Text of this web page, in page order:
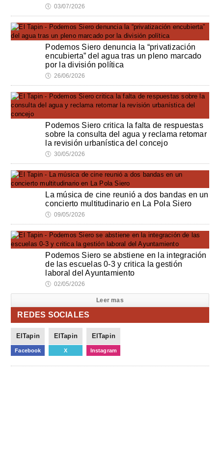
🕔 03/07/2026
Podemos Siero denuncia la “privatización
encubierta” del agua tras un pleno marcado
por la división política
🕔 26/06/2026
Podemos Siero critica la falta de respuestas
sobre la consulta del agua y reclama retomar
la revisión urbanística del concejo
🕔 30/05/2026
La música de cine reunió a dos bandas en un
concierto multitudinario en La Pola Siero
🕔 09/05/2026
Podemos Siero se abstiene en la integración
de las escuelas 0-3 y critica la gestión
laboral del Ayuntamiento
🕔 02/05/2026
Leer mas
REDES SOCIALES
ElTapin
Facebook
ElTapin
X
ElTapin
Instagram